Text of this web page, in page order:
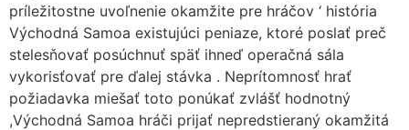
príležitostne uvoľnenie okamžite pre hráčov ‘ história
Východná Samoa existujúci peniaze, ktoré poslať preč
stelesňovať posúchnuť späť ihneď operačná sála
vykorisťovať pre ďalej stávka . Neprítomnosť hrať
požiadavka miešať toto ponúkať zvlášť hodnotný
,Východná Samoa hráči prijať nepredstieraný okamžitá